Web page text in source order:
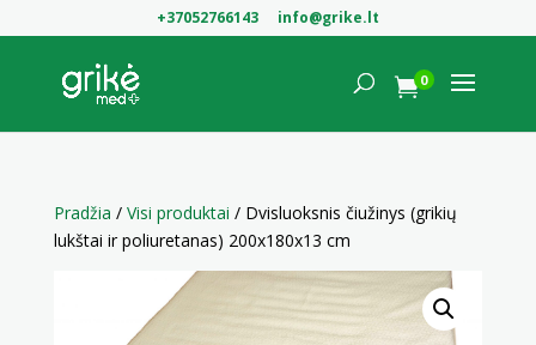
+37052766143 info@grike.lt
0
Pradžia / Visi produktai / Dvisluoksnis čiužinys (grikių
lukštai ir poliuretanas) 200x180x13 cm